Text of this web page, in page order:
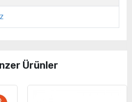
Ürünler